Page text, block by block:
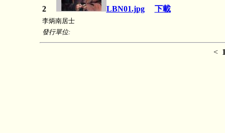
2 LBN01.jpg 下載
李炳南居士
發行單位:
<